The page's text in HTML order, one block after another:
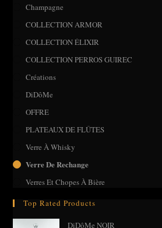
Champagne
COLLECTION ARMOR
COLLECTION ÉLIXIR
COLLECTION PERROS GUIREC
Créations
DiDôMe
OFFRE
PLATEAUX DE FLÛTES
Verre À Whisky
Verre De Rechange
Verres Et Chopes À Bière
Top Rated Products
DiDôMe NOIR